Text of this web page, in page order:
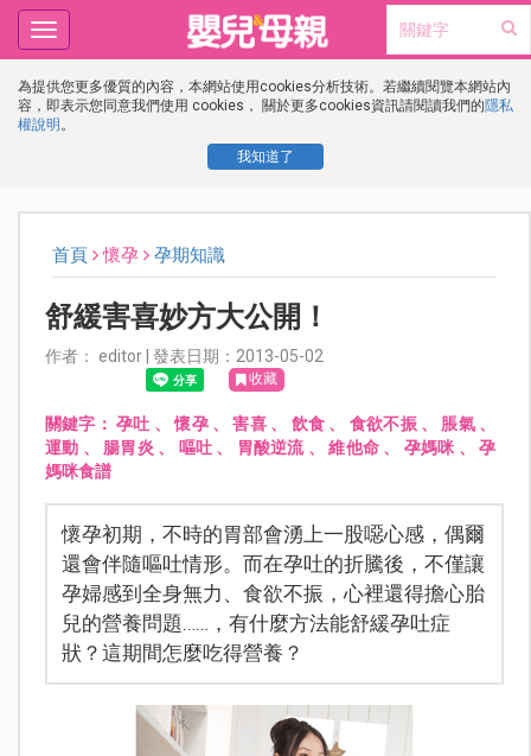
為提供您更多優質的內容，本網站使用cookies分析技術。若繼續閱覽本網站內
容，即表示您同意我們使用 cookies， 關於更多cookies資訊請閱讀我們的隱私
權說明 。
我知道了
Toggle
navigation
首頁 懷孕 孕期知識
舒緩害喜妙方大公開！
作者： editor | 發表日期：2013-05-02
收藏
關鍵字：孕吐 、懷孕、害喜、 飲食 、 食欲不振、 脹氣、
運動 、 腸胃炎 、 嘔吐 、 胃酸逆流、維他命 、 孕媽咪 、孕
媽咪食譜
懷孕初期，不時的胃部會湧上一股噁心感，偶爾
還會伴隨嘔吐情形。而在孕吐的折騰後，不僅讓
孕婦感到全身無力、食欲不振，心裡還得擔心胎
兒的營養問題……，有什麼方法能舒緩孕吐症
狀？這期間怎麼吃得營養？